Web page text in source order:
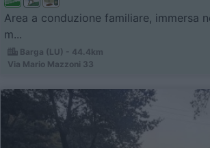
Area a conduzione familiare, immersa
m...
Barga (LU) - 44.4km
Via Mario Mazzoni 33